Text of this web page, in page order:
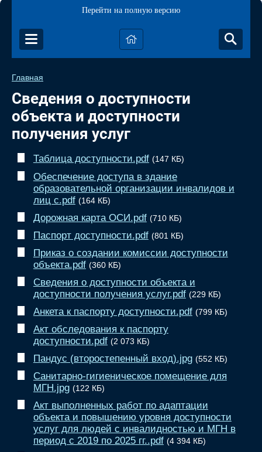
Перейти на полную версию
Главная
Сведения о доступности
объекта и доступности
получения услуг
Таблица доступности.pdf (147 КБ)
Обеспечение доступа в здание
образовательной организации инвалидов и
лиц с.pdf (164 КБ)
Дорожная карта ОСИ.pdf (710 КБ)
Паспорт доступности.pdf (801 КБ)
Приказ о создании комиссии доступности
объекта.pdf (360 КБ)
Сведения о доступности объекта и
доступности получения услуг.pdf (229 КБ)
Анкета к паспорту доступности.pdf (799 КБ)
Акт обследования к паспорту
доступности.pdf (2 073 КБ)
Пандус (второстепенный вход).jpg (552 КБ)
Санитарно-гигиеническое помещение для
МГН.jpg (122 КБ)
Акт выполненных работ по адаптации
объекта и повышению уровня доступности
услуг для людей с инвалидностью и МГН в
период с 2019 по 2025 гг..pdf (4 394 КБ)